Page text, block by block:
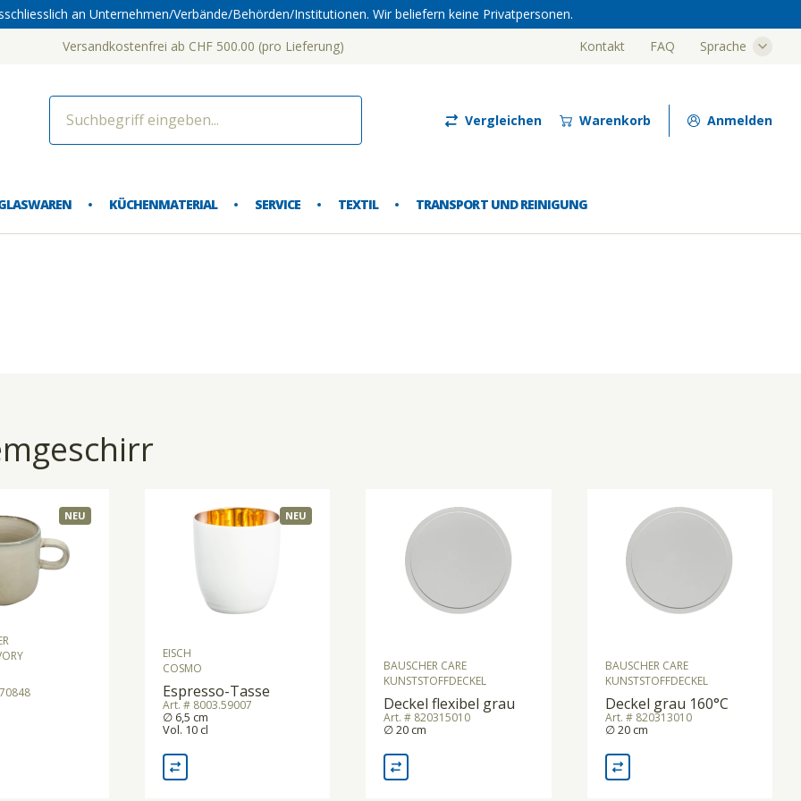
Versandkostenfrei ab CHF 500.00 (pro Lieferung) Kontakt FAQ Sprache
Vergleichen Warenkorb Anmelden
KÜCHENMATERIAL SERVICE TEXTIL TRANSPORT UND REINIGUNG
an Unternehmen/Verbände/Behörden/Institutionen. Wir beliefern keine Privatpersonen.
NEU NEU
EISCH
COSMO
Espresso-Tasse
Art. # 8003.59007
∅ 6,5 cm
Vol. 10 cl
BAUSCHER CARE
KUNSTSTOFFDECKEL
Deckel flexibel grau
Art. # 820315010
∅ 20 cm
BAUSCHER CARE
KUNSTSTOFFDECKEL
Deckel grau 160°C
Art. # 820313010
∅ 20 cm